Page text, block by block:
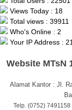
Views Today : 18
Total views : 39911
Who's Online : 2
Your IP Address :
Website MTsN
Alamat Kantor : Jl.
Telp. (0752)